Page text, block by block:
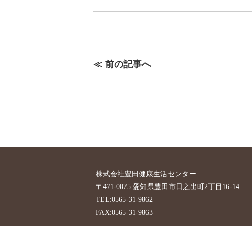
≪ 前の記事へ
株式会社豊田健康生活センター
〒471-0075 愛知県豊田市日之出町2丁目16-14
TEL:0565-31-9862
FAX:0565-31-9863